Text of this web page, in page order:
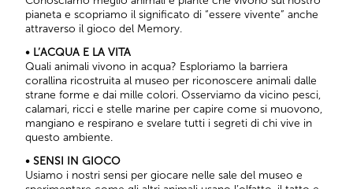
pianeta e scopriamo il significato di “essere vivente” anche
attraverso il gioco del Memory.
• L’ACQUA E LA VITA
Quali animali vivono in acqua? Esploriamo la barriera
corallina ricostruita al museo per riconoscere animali dalle
strane forme e dai mille colori. Osserviamo da vicino pesci,
calamari, ricci e stelle marine per capire come si muovono,
mangiano e respirano e svelare tutti i segreti di chi vive in
questo ambiente.
• SENSI IN GIOCO
Usiamo i nostri sensi per giocare nelle sale del museo e